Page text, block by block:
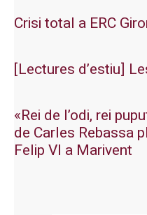
Crisi total a ERC
[Lectures d’estiu]
«Rei de l’odi, rei
de Carles Rebassa
Felip VI a Marivent